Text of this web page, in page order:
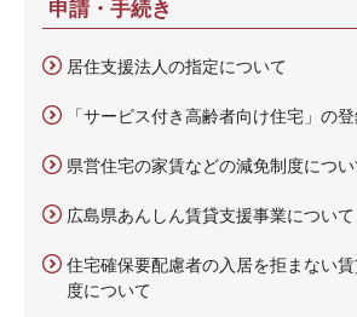
申請・手続き
居住支援法人の指定について
「サービス付き高齢者向け住宅」の
県営住宅の家賃などの減免制度につ
広島県あんしん賃貸支援事業について
住宅確保要配慮者の入居を拒まない
度について